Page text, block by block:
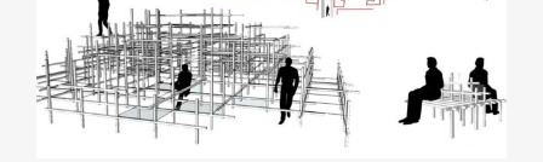
ΕΝΤΥΠΗ ΕΚΔΟΣΗ
ΒΙΒΛΙΟΘΗΚΗ